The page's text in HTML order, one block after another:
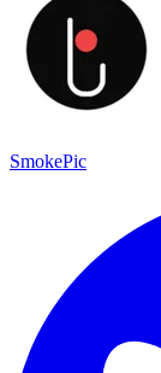
SmokePic